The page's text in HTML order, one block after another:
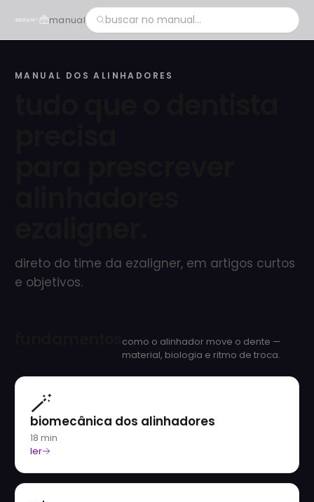
manual
MANUAL DOS ALINHADORES
direto do time da ezaligner, em artigos curtos
e objetivos.
como o alinhador move o dente —
material, biologia e ritmo de troca.
🪄
biomecânica dos alinhadores
18 min
ler